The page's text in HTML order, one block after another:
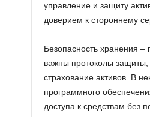
управление и защиту
доверием к стороннему
Безопасность хранения –
важны протоколы защиты,
страхование активов. В
программного
доступа к средствам без